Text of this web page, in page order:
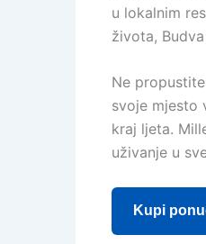
u lokalnim
života,
Ne
svoje mjesto
kraj ljeta.
uživanje u
Kupi